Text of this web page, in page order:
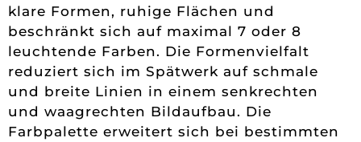
klare Formen, ruhige Flächen und
beschränkt sich auf maximal 7 oder 8
leuchtende Farben. Die Formenvielfalt
reduziert sich im Spätwerk auf schmale
und breite Linien in einem senkrechten
und waagrechten Bildaufbau. Die
Farbpalette erweitert sich bei bestimmten